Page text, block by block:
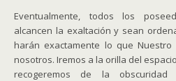
Eventualmente, todos los
alcancen la exaltación y sean
harán exactamente lo que
nosotros. Iremos a la orilla del
recogeremos de la